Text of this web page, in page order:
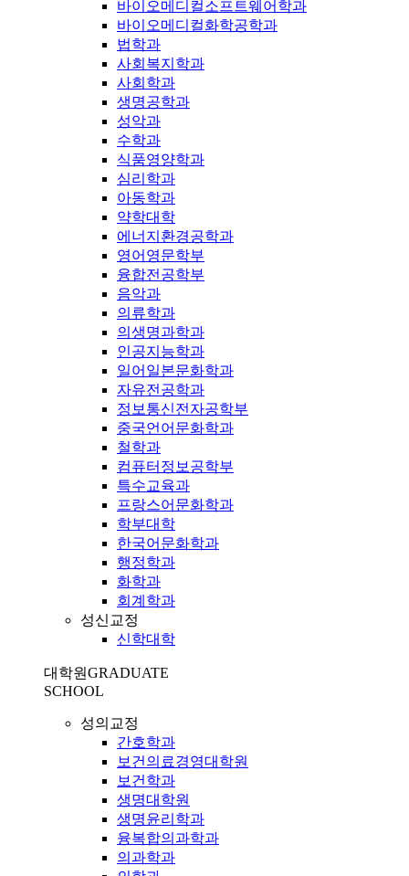
바이오메디컬소프트웨어학과
바이오메디컬화학공학과
법학과
사회복지학과
사회학과
생명공학과
성악과
수학과
식품영양학과
심리학과
아동학과
약학대학
에너지환경공학과
영어영문학부
융합전공학부
음악과
의류학과
의생명과학과
인공지능학과
일어일본문화학과
자유전공학과
정보통신전자공학부
중국언어문화학과
철학과
컴퓨터정보공학부
특수교육과
프랑스어문화학과
학부대학
한국어문화학과
행정학과
화학과
회계학과
성신교정
신학대학
대학원GRADUATE
SCHOOL
성의교정
간호학과
보건의료경영대학원
보건학과
생명대학원
생명윤리학과
융복합의과학과
의과학과